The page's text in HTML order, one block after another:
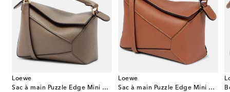
Loewe
Sac à main Puzzle Edge Mini en cuir
Loewe
Sac à main Puzzle Edge Mini en cuir